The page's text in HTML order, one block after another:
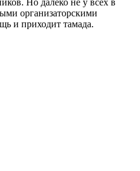
организаторскими
и приходит тамада.